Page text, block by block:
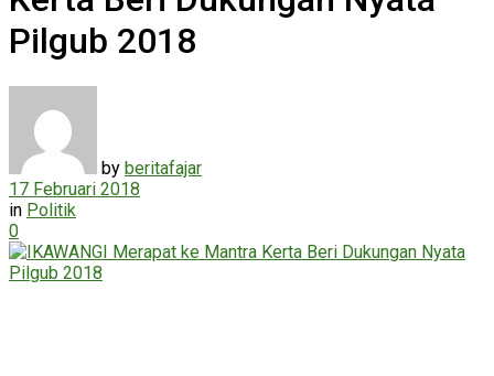
Pilgub 2018
by beritafajar
17 Februari 2018
in Politik
0